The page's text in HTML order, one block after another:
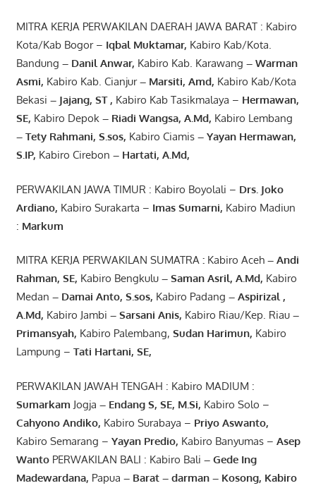
MITRA KERJA PERWAKILAN DAERAH JAWA BARAT : Kabiro
Kota/Kab Bogor – Iqbal Muktamar, Kabiro Kab/Kota.
Bandung – Danil Anwar, Kabiro Kab. Karawang –Warman
Asmi, Kabiro Kab. Cianjur– Marsiti, Amd, Kabiro Kab/Kota
Bekasi – Jajang, ST , Kabiro Kab Tasikmalaya – Hermawan,
SE, Kabiro Depok– Riadi Wangsa, A.Md, Kabiro Lembang
– Tety Rahmani, S.sos, Kabiro Ciamis– Yayan Hermawan,
S.IP, Kabiro Cirebon – Hartati, A.Md,
PERWAKILAN JAWA TIMUR : Kabiro Boyolali – Drs. Joko
Ardiano, Kabiro Surakarta – Imas Sumarni, Kabiro Madiun
: Markum
MITRA KERJA PERWAKILAN SUMATRA :Kabiro Aceh– Andi
Rahman, SE, Kabiro Bengkulu– Saman Asril, A.Md, Kabiro
Medan – Damai Anto, S.sos, Kabiro Padang – Aspirizal ,
A.Md, Kabiro Jambi – Sarsani Anis, Kabiro Riau/Kep. Riau–
Primansyah, Kabiro Palembang, Sudan Harimun, Kabiro
Lampung – Tati Hartani, SE,
PERWAKILAN JAWAH TENGAH : Kabiro MADIUM :
Sumarkam Jogja – EndangS, SE, M.Si, Kabiro Solo –
Cahyono Andiko, Kabiro Surabaya – Priyo Aswanto,
Kabiro Semarang – Yayan Predio, Kabiro Banyumas – Asep
WantoPERWAKILAN BALI : Kabiro Bali – Gede Ing
Madewardana, Papua – Barat – darman– Kosong, Kabiro